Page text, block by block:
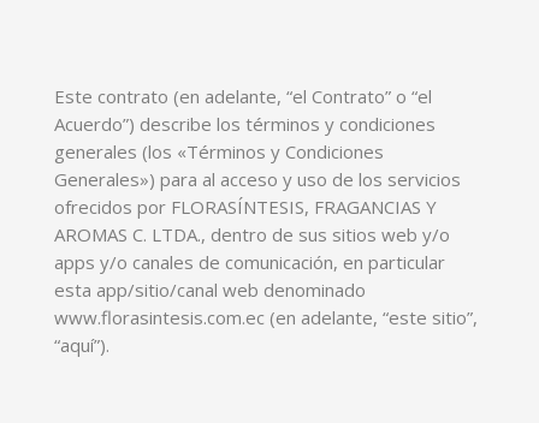
Este contrato (en adelante, “el Contrato” o “el
Acuerdo”) describe los términos y condiciones
generales (los «Términos y Condiciones
Generales») para al acceso y uso de los servicios
ofrecidos por FLORASÍNTESIS, FRAGANCIAS Y
AROMAS C. LTDA., dentro de sus sitios web y/o
apps y/o canales de comunicación, en particular
esta app/sitio/canal web denominado
www.florasintesis.com.ec (en adelante, “este sitio”,
“aquí”).